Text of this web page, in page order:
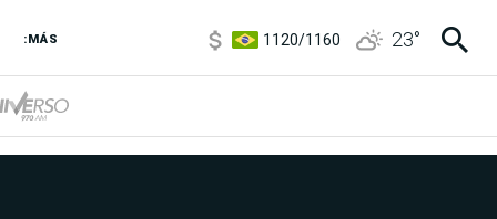
:MÁS
3,6/3,9
23°